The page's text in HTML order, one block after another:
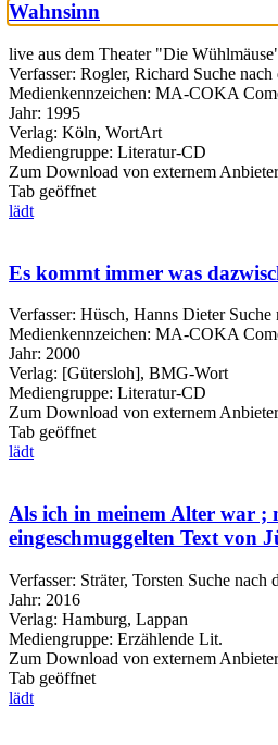
Wahnsinn
live aus dem Theater "Die
Verfasser: Rogler, Richard Suche nach
Medienkennzeichen: MA-COKA
Jahr: 1995
Verlag: Köln, WortArt
Mediengruppe: Literatur-CD
Zum Download von externem
Tab geöffnet
lädt
Es kommt immer was
Verfasser: Hüsch, Hanns Dieter Suche
Medienkennzeichen: MA-COKA
Jahr: 2000
Verlag: [Gütersloh], BMG-Wort
Mediengruppe: Literatur-CD
Zum Download von externem
Tab geöffnet
lädt
Als ich in meinem Alter war ;
eingeschmuggelten Text von
Verfasser: Sträter, Torsten Suche nach
Jahr: 2016
Verlag: Hamburg, Lappan
Mediengruppe: Erzählende Lit.
Zum Download von externem
Tab geöffnet
lädt